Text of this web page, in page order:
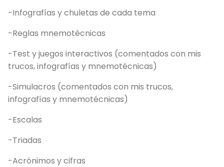
-Infografías y chuletas de cada tema
-Reglas mnemotécnicas
-Test y juegos interactivos (comentados con mis
trucos, infografías y mnemotécnicas)
-Simulacros (comentados con mis trucos,
infografías y mnemotécnicas)
-Escalas
-Triadas
-Acrónimos y cifras